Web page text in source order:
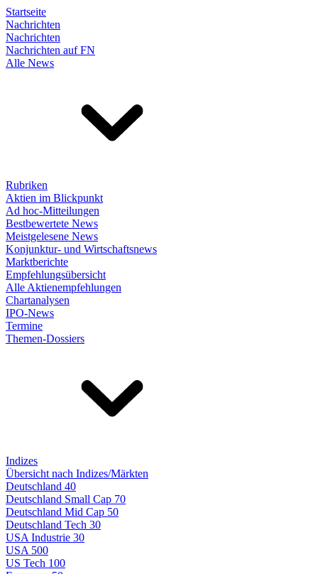
Startseite
Nachrichten
Nachrichten
Nachrichten auf FN
Alle News
Rubriken
Aktien im Blickpunkt
Ad hoc-Mitteilungen
Bestbewertete News
Meistgelesene News
Konjunktur- und Wirtschaftsnews
Marktberichte
Empfehlungsübersicht
Alle Aktienempfehlungen
Chartanalysen
IPO-News
Termine
Themen-Dossiers
Indizes
Übersicht nach Indizes/Märkten
Deutschland 40
Deutschland Small Cap 70
Deutschland Mid Cap 50
Deutschland Tech 30
USA Industrie 30
USA 500
US Tech 100